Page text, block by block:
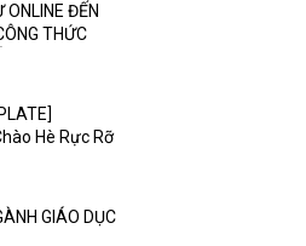
ONLINE ĐẾN
THỨC
Hè Rực Rỡ
GIÁO DỤC